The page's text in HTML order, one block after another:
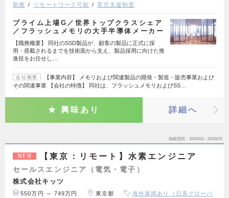
勤務
リモートワーク可能 育児支援制度
プライム上場G／世界トップクラスシェア
／フラッシュメモリの大手半導体メーカー
【職務概要】 同社のSSD製品が、顧客の製品に正式に採
用・搭載されるまでを技術面から支え、製品採用に向けた推
進役をお任せし…
会社概要
【事業内容】 メモリおよび関連製品の開発・製造・販売事業および
その関連事業 【会社の特徴】 同社は、フラッシュメモリおよびSS…
興味あり 詳細へ
掲載期間 26/08/06～26/08/19
NEW 【東京：リモート】水素エンジニア
セールスエンジニア（電気・電子）
株式会社キッツ
550万円 ～ 749万円 東京都
海外展開あり（日系グローバ